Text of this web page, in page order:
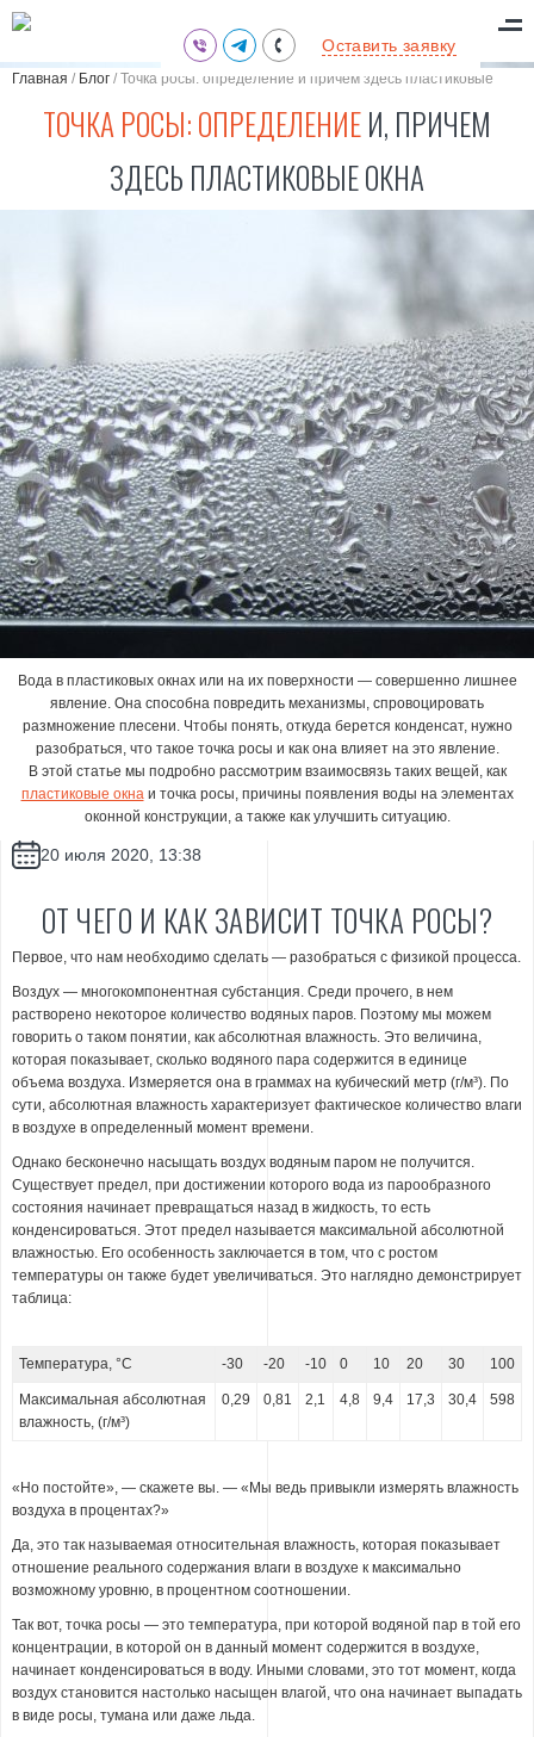
(095) 711-77-47
(097) 773-73-71
Оставить заявку
Главная / Блог / Точка росы: определение и причем здесь пластиковые
ТОЧКА РОСЫ: ОПРЕДЕЛЕНИЕИ, ПРИЧЕМ
ЗДЕСЬ ПЛАСТИКОВЫЕ ОКНА
Вода в пластиковых окнахили на их поверхности — совершенно лишнее
явление. Она способна повредить механизмы, спровоцировать
размножение плесени. Чтобы понять, откуда берется конденсат, нужно
разобраться, что такое точка росы и как она влияет на это явление.
В этой статье мы подробно рассмотрим взаимосвязь таких вещей, как
пластиковые окнаи точка росы, причины появления воды на элементах
оконной конструкции, а также как улучшить ситуацию.
20 июля 2020, 13:38
ОТ ЧЕГО И КАК ЗАВИСИТ ТОЧКА РОСЫ?
Первое, что нам необходимо сделать — разобраться с физикой процесса.
Воздух — многокомпонентная субстанция. Среди прочего, в нем
растворено некоторое количество водяных паров. Поэтому мы можем
говорить о таком понятии, как абсолютная влажность. Это величина,
которая показывает, сколько водяного пара содержится в единице
объема воздуха. Измеряется она в граммах на кубический метр (г/м³). По
сути, абсолютная влажность характеризует фактическое количество влаги
в воздухе в определенный момент времени.
Однако бесконечно насыщать воздух водяным паром не получится.
Существует предел, при достижении которого вода из парообразного
состояния начинает превращаться назад в жидкость, то есть
конденсироваться. Этот предел называется максимальной абсолютной
влажностью. Его особенность заключается в том, что с ростом
температуры он также будет увеличиваться. Это наглядно демонстрирует
таблица:
Температура, °C -30 -20 -10 0 10 20 30 100
Максимальная абсолютная
влажность, (г/м³)
0,29 0,81 2,1 4,8 9,4 17,3 30,4 598
«Но постойте», — скажете вы. — «Мы ведь привыкли измерять влажность
воздуха в процентах?»
Да, это так называемая относительная влажность, которая показывает
отношение реального содержания влаги в воздухе к максимально
возможному уровню, в процентном соотношении.
Так вот, точка росы — это температура, при которой водяной пар в той его
концентрации, в которой он в данный момент содержится в воздухе,
начинает конденсироваться в воду. Иными словами, это тот момент, когда
воздух становится настолько насыщен влагой, что она начинает выпадать
в виде росы, тумана или даже льда.